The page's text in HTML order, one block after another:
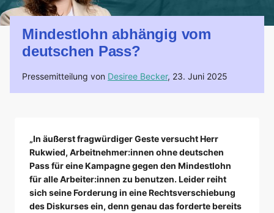
Mindestlohn abhängig vom
deutschen Pass?
Pressemitteilung von Desiree Becker, 23. Juni 2025
„In äußerst fragwürdiger Geste versucht Herr
Rukwied, Arbeitnehmer:innen ohne deutschen
Pass für eine Kampagne gegen den Mindestlohn
für alle Arbeiter:innen zu benutzen. Leider reiht
sich seine Forderung in eine Rechtsverschiebung
des Diskurses ein, denn genau das forderte bereits